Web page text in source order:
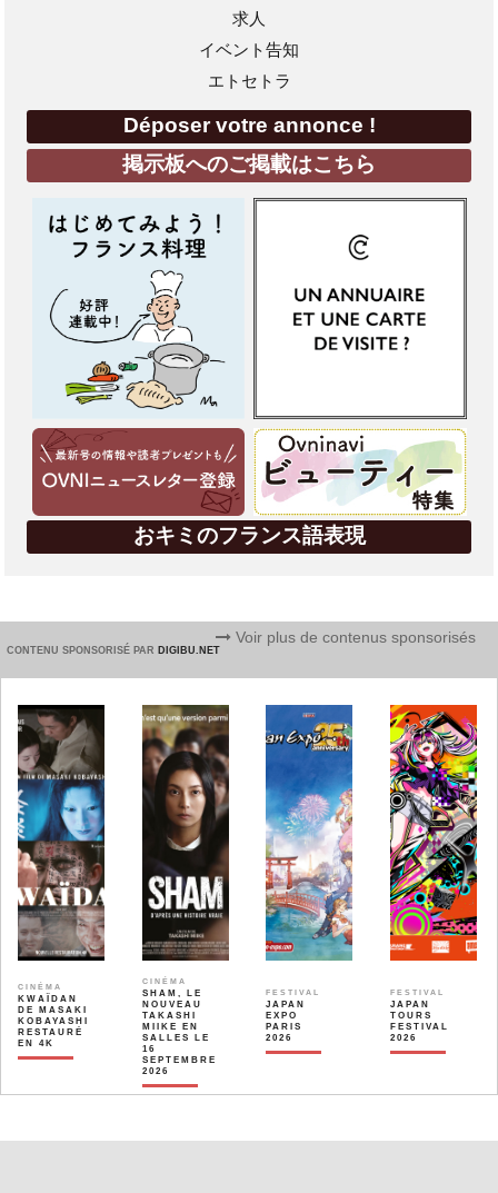
求人
イベント告知
エトセトラ
Déposer votre annonce !
掲示板へのご掲載はこちら
おキミのフランス語表現
CONTENU SPONSORISÉ PAR DIGIBU.NET
Voir plus de contenus sponsorisés
CINÉMA
KWAÏDAN
DE MASAKI
KOBAYASHI
RESTAURÉ
EN 4K
CINÉMA
SHAM, LE
NOUVEAU
TAKASHI
MIIKE EN
SALLES LE
16
SEPTEMBRE
2026
FESTIVAL
JAPAN
EXPO
PARIS
2026
FESTIVAL
JAPAN
TOURS
FESTIVAL
2026